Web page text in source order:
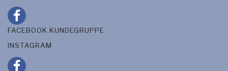
FACEBOOK KUNDEGRUPPE
INSTAGRAM